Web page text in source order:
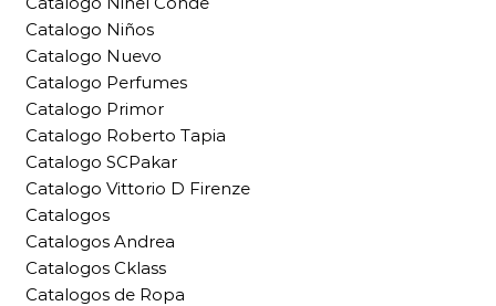
Catalogo Niños
Catalogo Nuevo
Catalogo Perfumes
Catalogo Primor
Catalogo Roberto Tapia
Catalogo SCPakar
Catalogo Vittorio D Firenze
Catalogos
Catalogos Andrea
Catalogos Cklass
Catalogos de Ropa